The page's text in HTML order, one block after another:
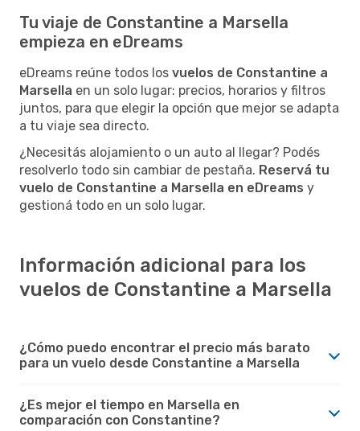
Tu viaje de Constantine a Marsella
empieza en eDreams
eDreams reúne todos los vuelos de Constantine a
Marsella en un solo lugar: precios, horarios y filtros
juntos, para que elegir la opción que mejor se adapta
a tu viaje sea directo.
¿Necesitás alojamiento o un auto al llegar? Podés
resolverlo todo sin cambiar de pestaña. Reservá tu
vuelo de Constantine a Marsella en eDreams y
gestioná todo en un solo lugar.
Información adicional para los
vuelos de Constantine a Marsella
¿Cómo puedo encontrar el precio más barato
para un vuelo desde Constantine a Marsella
¿Es mejor el tiempo en Marsella en
comparación con Constantine?